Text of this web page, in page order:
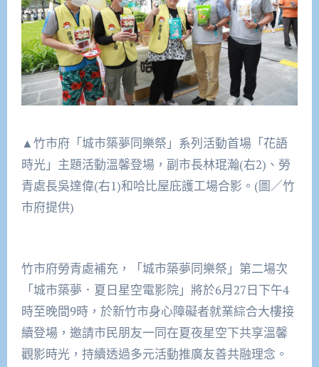
▲竹市府「城市築夢同樂祭」系列活動首場「花語
時光」主題活動溫馨登場，副市長林琨瀚(右2)、勞
青處長吳達偉(右1)和哈比屋庇護工場合影。(圖／竹
市府提供)
竹市府勞青處補充，「城市築夢同樂祭」第二場次
「城市築夢．夏日星空電影院」將於6月27日下午4
時至晚間9時，於新竹市身心障礙者就業綜合大樓接
續登場，邀請市民朋友一同在夏夜星空下共享溫馨
觀影時光，持續透過多元活動推廣友善共融理念。